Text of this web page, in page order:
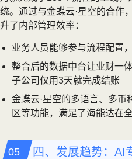
统。通过与金蝶云·星空的合作
升了内部管理效率：
业务人员能够参与流程配置
整合后的数据中台让业财一
子公司仅用3天就完成结账
金蝶云·星空的多语言、多
区等功能，满足了海能达在
四、发展趋势：AI